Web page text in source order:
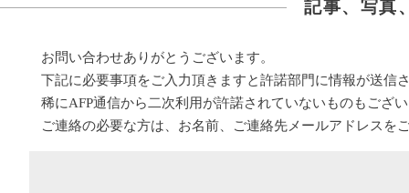
記事、写真
お問い合わせありがとうございます。
下記に必要事項をご入力頂きますと許諾部門に情報が送信
稀にAFP通信から二次利用が許諾されていないものもござ
ご連絡の必要な方は、お名前、ご連絡先メールアドレスを